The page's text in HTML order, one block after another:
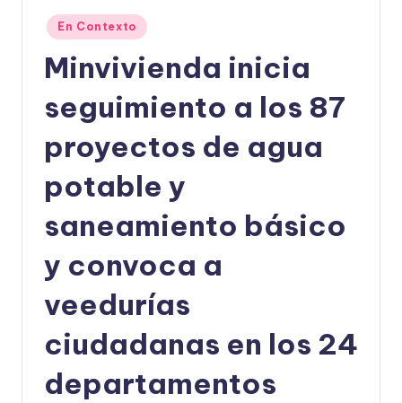
Publicado
en
En Contexto
Minvivienda inicia
seguimiento a los 87
proyectos de agua
potable y
saneamiento básico
y convoca a
veedurías
ciudadanas en los 24
departamentos